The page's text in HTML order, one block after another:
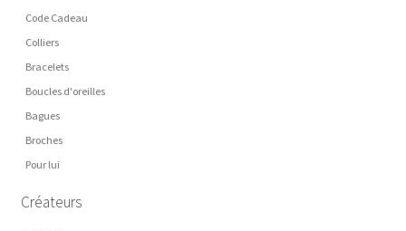
Code Cadeau
Colliers
Bracelets
Boucles d'oreilles
Bagues
Broches
Pour lui
Créateurs